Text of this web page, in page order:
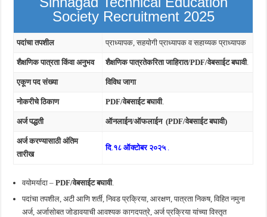
Society Recruitment 2025
पदांचा तपशील प्राध्यापक, सहयोगी प्राध्यापक व सहाय्यक प्राध्यापक
शैक्षणिक पात्रता किंवा अनुभव शैक्षणिक पात्रतेकरिता जाहिरात/PDF/वेबसाईट बघावी.
एकूण पद संख्या विविध जागा
नोकरीचे ठिकाण PDF/वेबसाईट बघावी.
अर्ज पद्धती ऑनलाईन/ऑफलाईन (PDF/वेबसाईट बघावी)
अर्ज करण्यासाठी अंतिम
तारीख
दि.१८ ऑक्टोबर २०२५.
वयोमर्यादा –PDF/वेबसाईट बघावी.
पदांचा तपशील, अटी आणि शर्ती, निवड प्रक्रिया, आरक्षण, पात्रता निकष, विहित नमुना
अर्ज, अर्जासोबत जोडावयाची आवश्यक कागदपत्रे, अर्ज प्रक्रिया यांच्या विस्तृत